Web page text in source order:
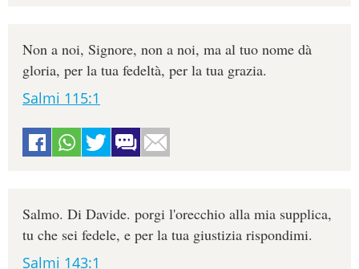
Non a noi, Signore, non a noi, ma al tuo nome dà
gloria, per la tua fedeltà, per la tua grazia.
Salmi 115:1
Salmo. Di Davide. porgi l'orecchio alla mia supplica,
tu che sei fedele, e per la tua giustizia rispondimi.
Salmi 143:1